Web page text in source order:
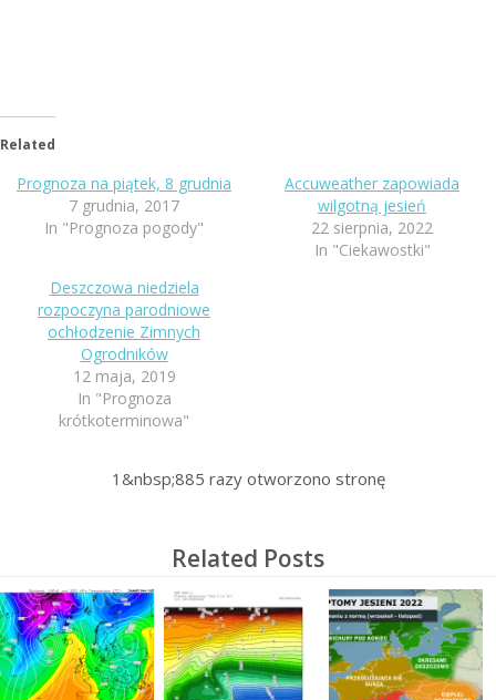
Related
Prognoza na piątek, 8 grudnia
7 grudnia, 2017
In "Prognoza pogody"
Accuweather zapowiada
wilgotną jesień
22 sierpnia, 2022
In "Ciekawostki"
Deszczowa niedziela
rozpoczyna parodniowe
ochłodzenie Zimnych
Ogrodników
12 maja, 2019
In "Prognoza
krótkoterminowa"
1&nbsp;885 razy otworzono stronę
Related Posts